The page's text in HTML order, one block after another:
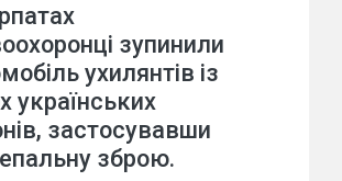
зупинили
ухилянтів із
українських
застосувавши
зброю.